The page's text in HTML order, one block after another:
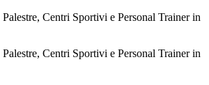
Centri Sportivi e Personal Trainer in
Centri Sportivi e Personal Trainer in